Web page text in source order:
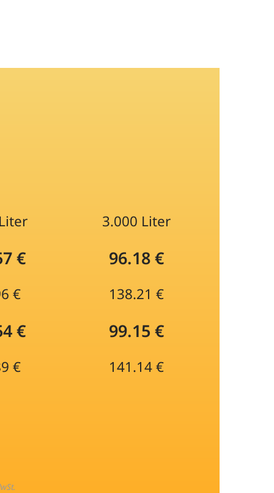
3.000 Liter
€ 96.18 €
€
138.21 €
€ 99.15 €
€ 141.14 €